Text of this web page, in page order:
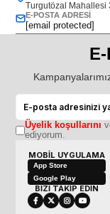
Turgutözal Mahallesi
E-POSTA ADRESI
[email protected]
Üyelik koşullarını
ediyorum.
MOBİL UYGULAMA
App Store
Google Play
BİZİ TAKİP EDİN